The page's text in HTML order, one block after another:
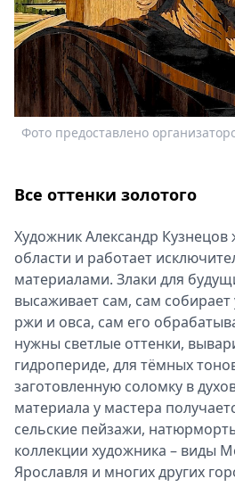
Metro
Фото предоставлено
Все оттенки золотого
Художник Александр Кузнецов
области и работает
материалами. Злаки для
высаживает сам, сам
ржи и овса, сам его
нужны светлые оттенки,
гидропериде, для тёмных
заготовленную соломку в
материала у мастера
сельские пейзажи,
коллекции художника – виды
Ярославля и многих других